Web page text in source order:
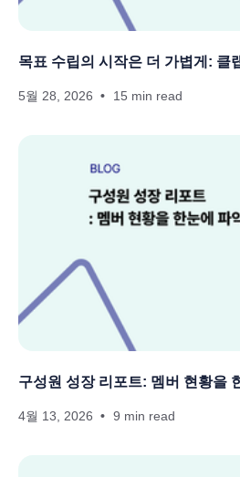
목표 수립의 시작은 더 가볍게: 클
5월 28, 2026 15 min read
구성원 성장 리포트: 멤버 현황을
4월 13, 2026 9 min read